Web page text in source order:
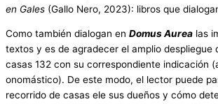
en Gales (Gallo Nero, 2023): libros que
Como también dialogan en DomusAurea las
textos y es de agradecer el amplio despliegue
casas ­132­ con su correspondiente indicación
onomástico). De este modo, el lector puede
recorrido de casas ele sus dueños y cómo